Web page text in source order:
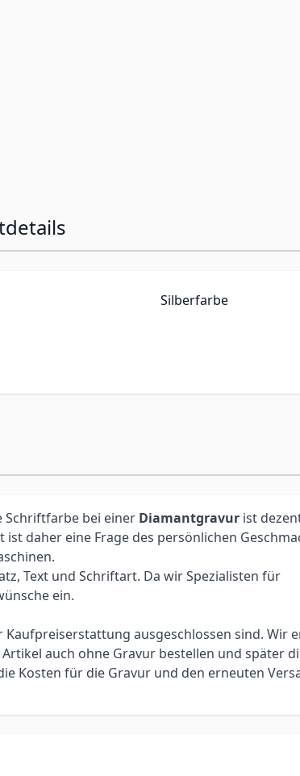
Silberfarbe
Schriftfarbe bei einer Diamantgravur ist
daher eine Frage des persönlichen
Text und Schriftart. Da wir Spezialisten für
ein.
ausgeschlossen sind. Wir
auch ohne Gravur bestellen und später
Kosten für die Gravur und den erneuten